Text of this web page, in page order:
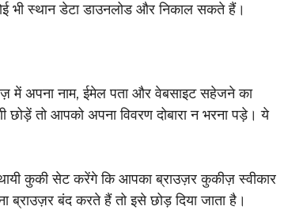
भी स्थान डेटा डाउनलोड और निकाल सकते हैं।
में अपना नाम, ईमेल पता और वेबसाइट सहेजने का
तो आपको अपना विवरण दोबारा न भरना पड़े। ये
कुकी सेट करेंगे कि आपका ब्राउज़र कुकीज़ स्वीकार
बंद करते हैं तो इसे छोड़ दिया जाता है।